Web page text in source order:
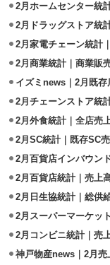
2月商業統計｜商業販
イズミnews｜2月既
2月外食統計｜全店売
2月SC統計｜既存SC
2月百貨店統計｜売上
2月日生協統計｜総供
2月スーパーマーケッ